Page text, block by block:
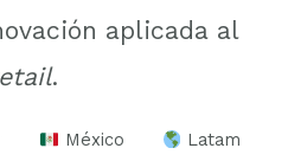
aplicada al
.
México Latam